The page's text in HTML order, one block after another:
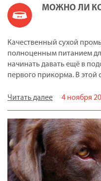
МОЖНО ЛИ
Качественный сухой
полноценным питанием
начинать давать ещё в
первого прикорма. В этой
Читать далее 4 ноября